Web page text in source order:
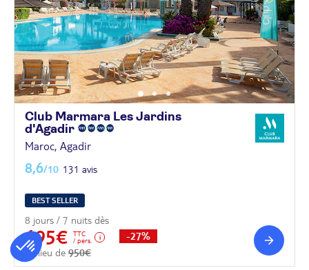
Club Marmara Les Jardins
d'Agadir
Maroc, Agadir
8,6/10 131 avis
BEST SELLER
8 jours / 7 nuits dès
695€
TTC
/ pers.
au lieu de 950€
-27%